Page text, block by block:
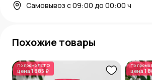
Самовывоз с 09:00 до 00:00 ч
Похожие товары
По промоЛЕТО
цена1 885 ₽
По промо
цена 1